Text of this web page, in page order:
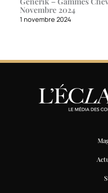
Novembre 2024
1 novembre 2024